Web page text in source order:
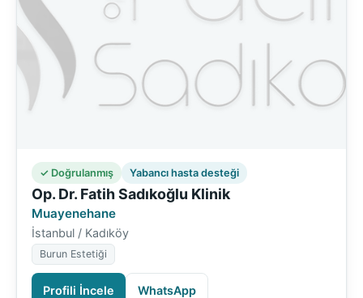
✓ Doğrulanmış Yabancı hasta desteği
Op. Dr. Fatih Sadıkoğlu Klinik
Muayenehane
İstanbul / Kadıköy
Burun Estetiği
Profili İncele WhatsApp